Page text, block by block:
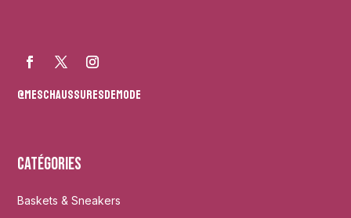
@meschaussuresdemode
Catégories
Baskets & Sneakers